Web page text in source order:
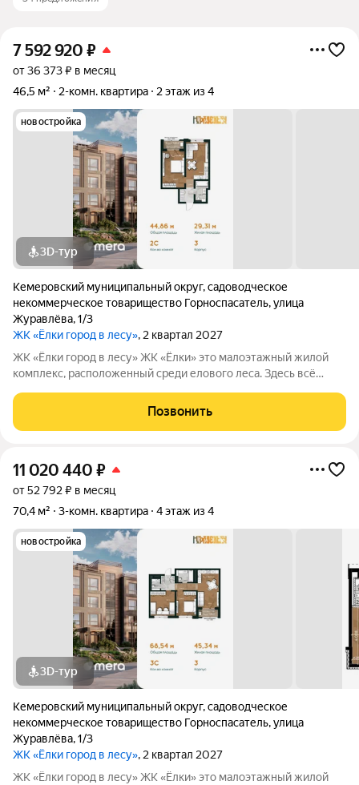
7 592 920 ₽
от 36 373 ₽ в месяц
46,5 м²
2-комн. квартира 2 этаж из 4
новостройка
3D-тур
Кемеровский муниципальный округ,садоводческое
некоммерческое товарищество Горноспасатель,улица
Журавлёва,1/3
ЖК «Ёлки город в лесу», 2 квартал 2027
ЖК «Ёлки город в лесу» ЖК «Ёлки» это малоэтажный жилой
комплекс, расположенный среди елового леса. Здесь всё
лишних забот. Главное преимущество проекта готовые
квартиры для жизни с первого
Позвонить
11 020 440 ₽
от 52 792 ₽ в месяц
70,4 м²
3-комн. квартира 4 этаж из 4
новостройка
3D-тур
Кемеровский муниципальный округ,садоводческое
некоммерческое товарищество Горноспасатель,улица
Журавлёва,1/3
ЖК «Ёлки город в лесу», 2 квартал 2027
ЖК «Ёлки город в лесу» ЖК «Ёлки» это малоэтажный жилой